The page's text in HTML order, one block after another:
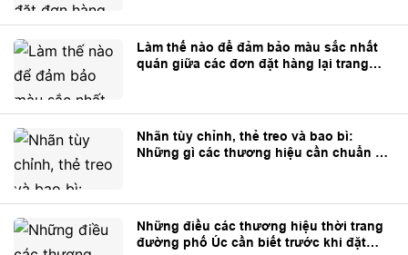
Làm thế nào để đảm bảo màu sắc nhất
quán giữa các đơn đặt hàng lại trang
Nhãn tùy chỉnh, thẻ treo và bao bì:
Những gì các thương hiệu cần chuẩn bị
Những điều các thương hiệu thời trang
đường phố Úc cần biết trước khi đặt